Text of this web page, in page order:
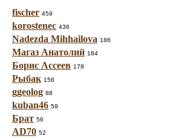
fischer 459
korostenec 436
Nadezda Mihhailova 186
Магаз Анатолий 184
Борис Ассеев 178
Рыбак 156
ggeolog 88
kuban46 59
Брат 56
AD70 52